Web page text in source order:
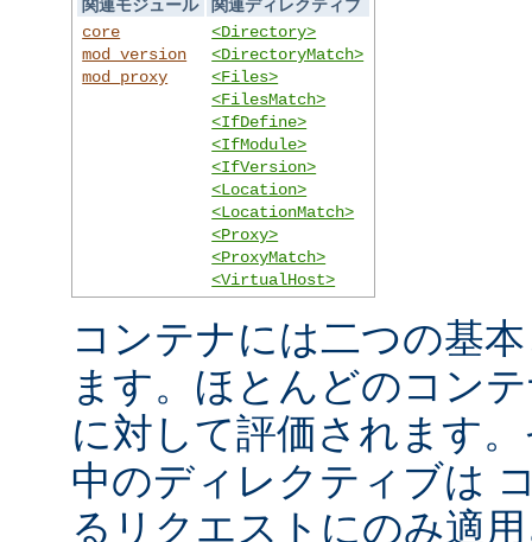
関連モジュール
関連ディレクティブ
core
mod_version
mod_proxy
<Directory>
<DirectoryMatch>
<Files>
<FilesMatch>
<IfDefine>
<IfModule>
<IfVersion>
<Location>
<LocationMatch>
<Proxy>
<ProxyMatch>
<VirtualHost>
コンテナには二つの基
ます。ほとんどのコン
に対して評価されます
中のディレクティブは
るリクエストにのみ適